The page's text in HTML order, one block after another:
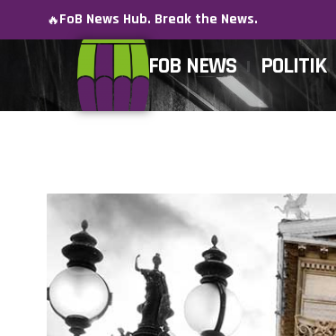
🔥FoB News Hub. Break the News.
FOB NEWS POLITIK